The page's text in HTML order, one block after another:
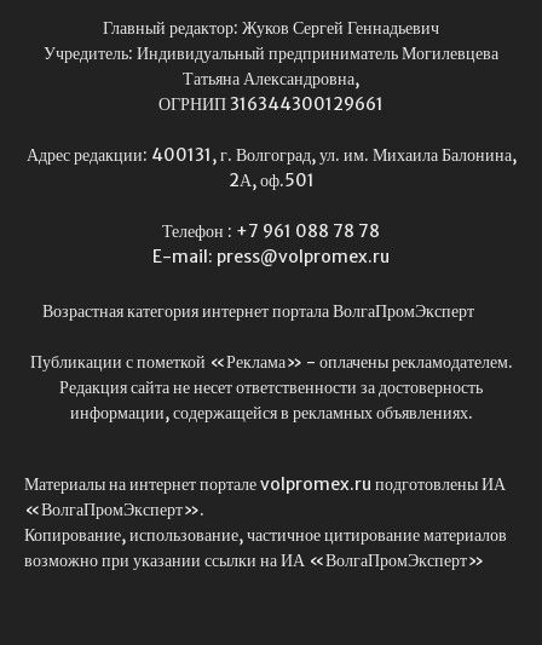
Главный редактор: Жуков Сергей Геннадьевич
Учредитель: Индивидуальный предприниматель Могилевцева
Татьяна Александровна,
ОГРНИП 316344300129661
Адрес редакции: 400131, г. Волгоград, ул. им. Михаила Балонина,
2А, оф.501
Телефон : +7 961 088 78 78
E-mail: press@volpromex.ru
Возрастная категория интернет портала ВолгаПромЭксперт
Публикации с пометкой «Реклама» - оплачены рекламодателем.
Редакция сайта не несет ответственности за достоверность
информации, содержащейся в рекламных объявлениях.
Материалы на интернет портале volpromex.ru подготовлены ИА
«ВолгаПромЭксперт».
Копирование, использование, частичное цитирование материалов
возможно при указании ссылки на ИА «ВолгаПромЭксперт»